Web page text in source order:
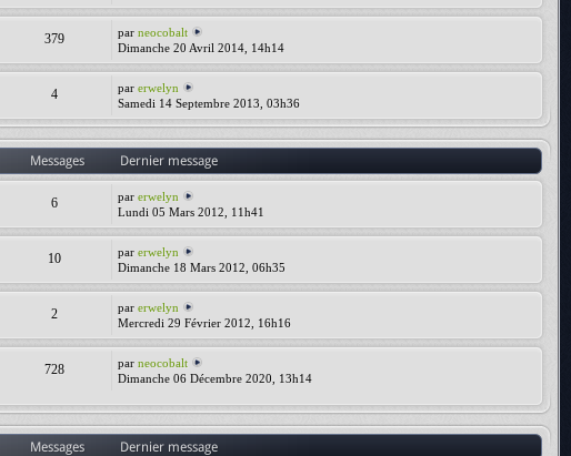
379 parneocobalt
Dimanche 20 Avril 2014, 14h14
4 parerwelyn
Samedi 14 Septembre 2013, 03h36
Messages Dernier message
6 parerwelyn
Lundi 05 Mars 2012, 11h41
10 parerwelyn
Dimanche 18 Mars 2012, 06h35
2 parerwelyn
Mercredi 29 Février 2012, 16h16
728 parneocobalt
Dimanche 06 Décembre 2020, 13h14
Messages Dernier message